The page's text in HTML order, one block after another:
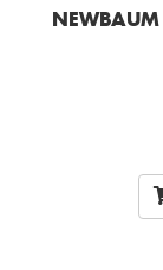
NEWBAUM